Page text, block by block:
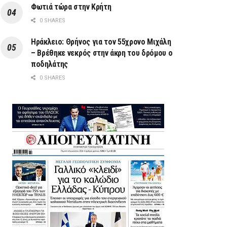
Φωτιά τώρα στην Κρήτη
0 SHARES
Ηράκλειο: Θρήνος για τον 55χρονο Μιχάλη
– Βρέθηκε νεκρός στην άκρη του δρόμου ο
ποδηλάτης
0 SHARES